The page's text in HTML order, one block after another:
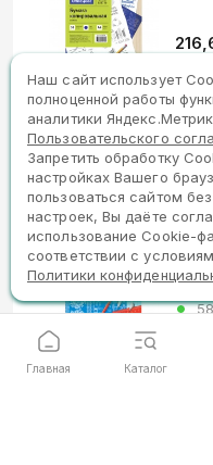
Код : 158736
Код 245001
Главная Каталог
Наш сайт использует
полноценной работы
аналитики
Пользовательского
Запретить обработку
настройках Вашего
пользоваться сайтом
настроек, Вы даёте
использование Cookie-
соответствии с
Политики